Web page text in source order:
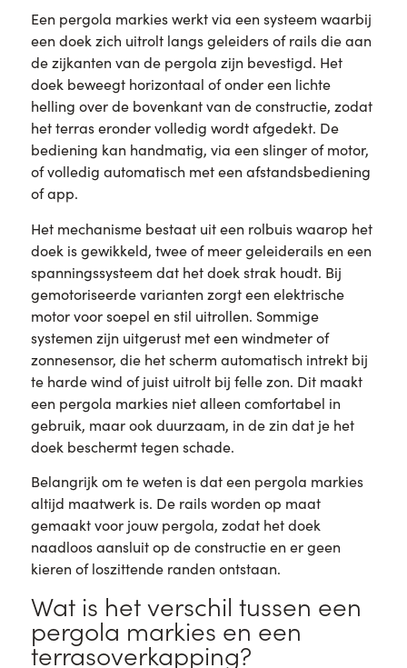
Een pergola markies werkt via een systeem waarbij
een doek zich uitrolt langs geleiders of rails die aan
de zijkanten van de pergola zijn bevestigd. Het
doek beweegt horizontaal of onder een lichte
helling over de bovenkant van de constructie, zodat
het terras eronder volledig wordt afgedekt. De
bediening kan handmatig, via een slinger of motor,
of volledig automatisch met een afstandsbediening
of app.
Het mechanisme bestaat uit een rolbuis waarop het
doek is gewikkeld, twee of meer geleiderails en een
spanningssysteem dat het doek strak houdt. Bij
gemotoriseerde varianten zorgt een elektrische
motor voor soepel en stil uitrollen. Sommige
systemen zijn uitgerust met een windmeter of
zonnesensor, die het scherm automatisch intrekt bij
te harde wind of juist uitrolt bij felle zon. Dit maakt
een pergola markies niet alleen comfortabel in
gebruik, maar ook duurzaam, in de zin dat je het
doek beschermt tegen schade.
Belangrijk om te weten is dat een pergola markies
altijd maatwerk is. De rails worden op maat
gemaakt voor jouw pergola, zodat het doek
naadloos aansluit op de constructie en er geen
kieren of loszittende randen ontstaan.
Wat is het verschil tussen een
pergola markies en een
terrasoverkapping?